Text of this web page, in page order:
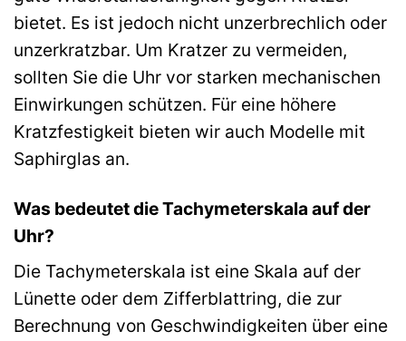
bietet. Es ist jedoch nicht unzerbrechlich oder
unzerkratzbar. Um Kratzer zu vermeiden,
sollten Sie die Uhr vor starken mechanischen
Einwirkungen schützen. Für eine höhere
Kratzfestigkeit bieten wir auch Modelle mit
Saphirglas an.
Was bedeutet die Tachymeterskala auf der
Uhr?
Die Tachymeterskala ist eine Skala auf der
Lünette oder dem Zifferblattring, die zur
Berechnung von Geschwindigkeiten über eine